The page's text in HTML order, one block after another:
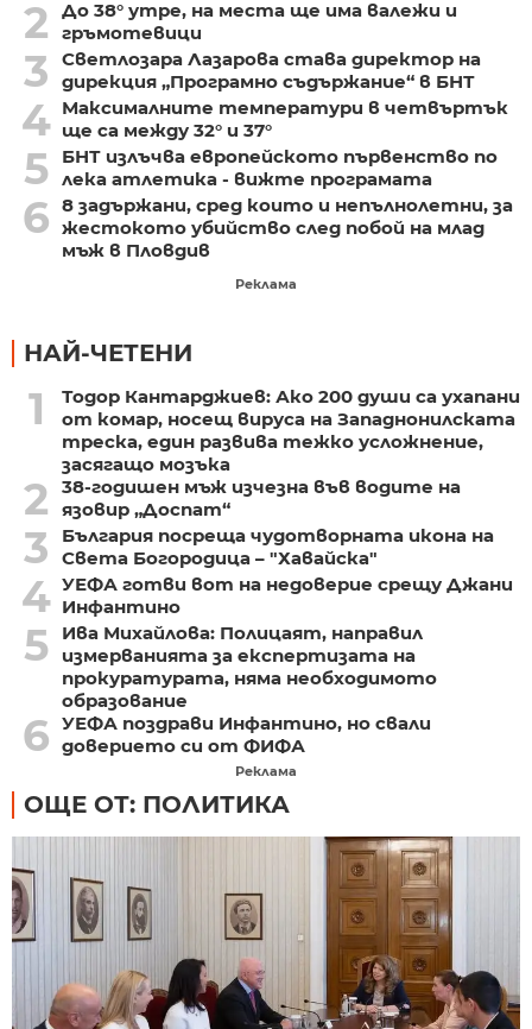
2
До 38° утре, на места ще има валежи и
гръмотевици
3
Светлозара Лазарова става директор на
дирекция „Програмно съдържание“ в БНТ
4 Максималните температури в четвъртък
ще са между 32° и 37°
5
БНТ излъчва европейското първенство по
лека атлетика - вижте програмата
6 8 задържани, сред които и непълнолетни, за
жестокото убийство след побой на млад
мъж в Пловдив
Реклама
НАЙ-ЧЕТЕНИ
1
Тодор Кантарджиев: Ако 200 души са ухапани
от комар, носещ вируса на Западнонилската
треска, един развива тежко усложнение,
засягащо мозъка
2
38-годишен мъж изчезна във водите на
язовир „Доспат“
3
България посреща чудотворната икона на
Света Богородица – "Хавайска"
4 УЕФА готви вот на недоверие срещу Джани
Инфантино
5
Ива Михайлова: Полицаят, направил
измерванията за експертизата на
прокуратурата, няма необходимото
образование
6 УЕФА поздрави Инфантино, но свали
доверието си от ФИФА
Реклама
ОЩЕ ОТ: ПОЛИТИКА